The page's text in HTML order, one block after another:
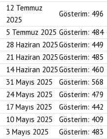
12 Temmuz
2025
Gösterim: 496
5 Temmuz 2025 Gösterim: 484
28 Haziran 2025Gösterim: 449
21 Haziran 2025Gösterim: 485
14 Haziran 2025Gösterim: 460
31 Mayıs 2025 Gösterim: 568
24 Mayıs 2025 Gösterim: 479
17 Mayıs 2025 Gösterim: 442
10 Mayıs 2025 Gösterim: 409
3 Mayıs 2025 Gösterim: 483